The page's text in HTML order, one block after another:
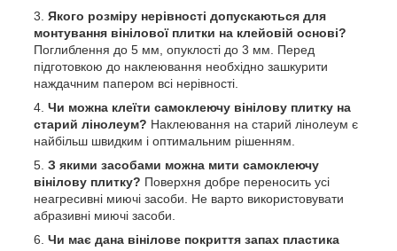
Якого розміру нерівності допускаються для
монтування вінілової плитки на клейовій основі?
Поглиблення до 5 мм, опуклості до 3 мм. Перед
підготовкою до наклеювання необхідно зашкурити
наждачним папером всі нерівності.
Чи можна клеїти самоклеючу вінілову плитку на
старий лінолеум? Наклеювання на старий лінолеум є
найбільш швидким і оптимальним рішенням.
З якими засобами можна мити самоклеючу
вінілову плитку? Поверхня добре переносить усі
неагресивні миючі засоби. Не варто використовувати
абразивні миючі засоби.
Чи має дана вінілове покриття запах пластика